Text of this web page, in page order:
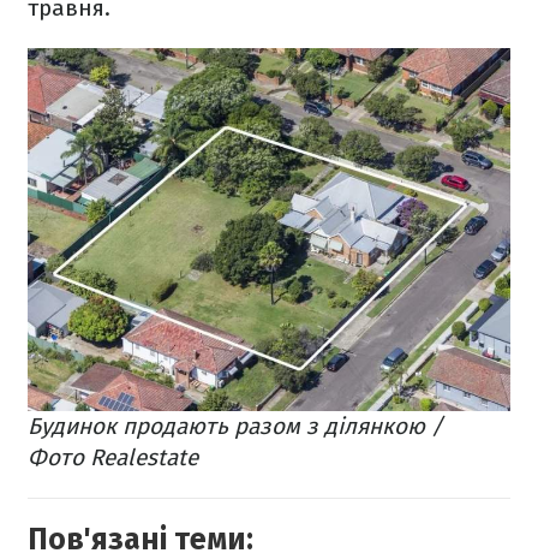
травня.
Будинок продають разом з ділянкою /
Фото Realestate
Пов'язані теми: